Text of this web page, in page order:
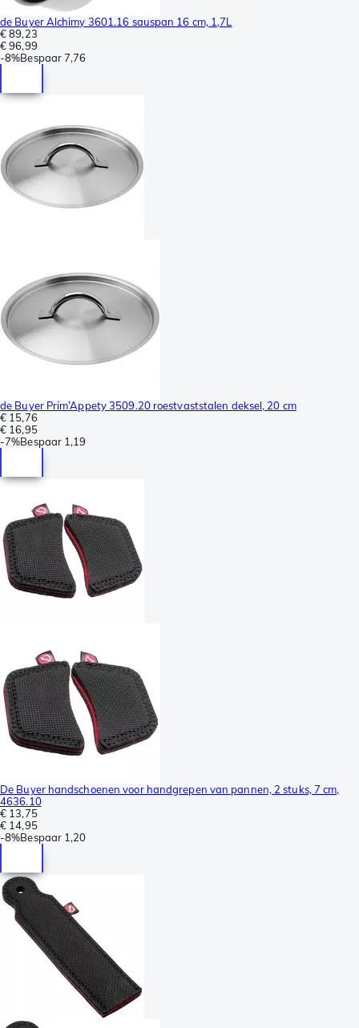
de Buyer Alchimy 3601.16 sauspan 16 cm, 1,7L
€ 89,23
€ 96,99
-8%Bespaar7,76
de Buyer Prim’Appety 3509.20 roestvaststalen deksel, 20 cm
€ 15,76
€ 16,95
-7%Bespaar 1,19
De Buyer handschoenen voor handgrepen van pannen, 2 stuks, 7 cm,
4636.10
€ 13,75
€ 14,95
-8%Bespaar 1,20